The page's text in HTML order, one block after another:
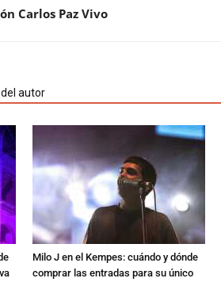
Carlos Paz Vivo
del autor
Milo J en el Kempes: cuándo y dónde
comprar las entradas para su único